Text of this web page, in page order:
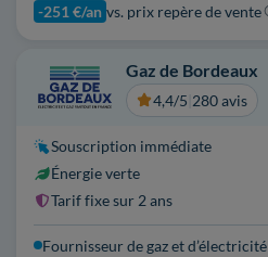
-251 €/an vs. prix repère de vente
Gaz de Bordeaux
4,4/5 280 avis
Souscription immédiate
Énergie verte
Tarif fixe sur 2 ans
Fournisseur de gaz et d’électricité